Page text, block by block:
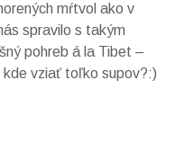
mŕtvol ako v
spravilo s takým
pohreb á la Tibet –
vziať toľko supov?:)